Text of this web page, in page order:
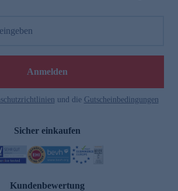
Anmelden
und die Gutscheinbedingungen
Sicher einkaufen
Kundenbewertung